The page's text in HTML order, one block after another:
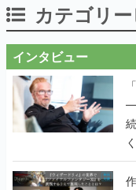
カテゴリ
インタビュー